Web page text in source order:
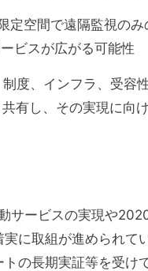
定空間で遠隔監視の
ビスが広がる可能性
度、インフラ、受容
有し、その実現に向
サービスの実現や
に取組が進められて
の長期実証等を受け